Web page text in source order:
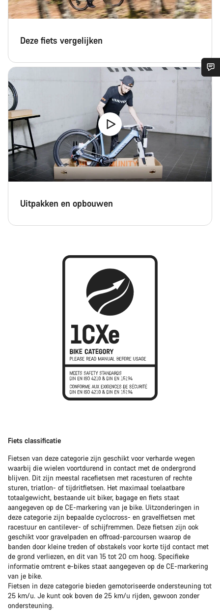
Deze fiets vergelijken
Uitpakken en opbouwen
Fiets classificatie
Fietsen van deze categorie zijn geschikt voor verharde wegen
waarbij die wielen voortdurend in contact met de ondergrond
blijven. Dit zijn meestal racefietsen met racesturen of rechte
sturen, triatlon- of tijdritfietsen. Het maximaal toelaatbare
totaalgewicht, bestaande uit biker, bagage en fiets staat
aangegeven op de CE-markering van je bike. Uitzonderingen in
deze categorie zijn bepaalde cyclocross- en gravelfietsen met
racestuur en cantilever- of schijfremmen. Deze fietsen zijn ook
geschikt voor gravelpaden en offroad-parcoursen waarop de
banden door kleine treden of obstakels voor korte tijd contact met
de grond verliezen, en dit van 15 tot 20 cm hoog. Specifieke
informatie omtrent e-bikes staat aangegeven op de CE-markering
van je bike.
Fietsen in deze categorie bieden gemotoriseerde ondersteuning tot
25 km/u. Je kunt ook boven de 25 km/u rijden, gewoon zonder
ondersteuning.
Onze deskundige medewerkers helpen je graag bij al je
vragen.
Start Chat
Sluiten